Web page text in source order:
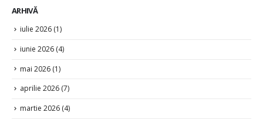
ARHIVĂ
iulie 2026 (1)
iunie 2026 (4)
mai 2026 (1)
aprilie 2026 (7)
martie 2026 (4)